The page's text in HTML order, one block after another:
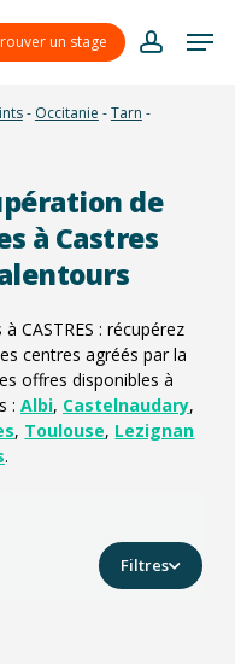
un stage
account
- Occitanie -Tarn -
de
à Castres
CASTRES : récupérez
centres agréés par la
offres disponibles à
: Albi, Castelnaudary,
, Toulouse, Lezignan
.
Filtres